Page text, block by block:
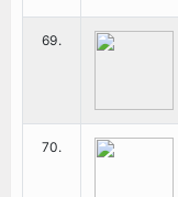
69.
70.